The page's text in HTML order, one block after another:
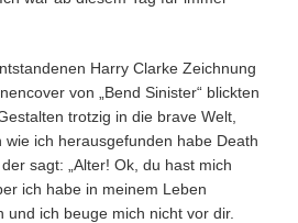
Harry Clarke Zeichnung
von „Bend Sinister“ blickten
trotzig in die brave Welt,
wie ich herausgefunden habe Death
sagt: „Alter! Ok, du hast mich
ich habe in meinem Leben
und ich beuge mich nicht vor dir.